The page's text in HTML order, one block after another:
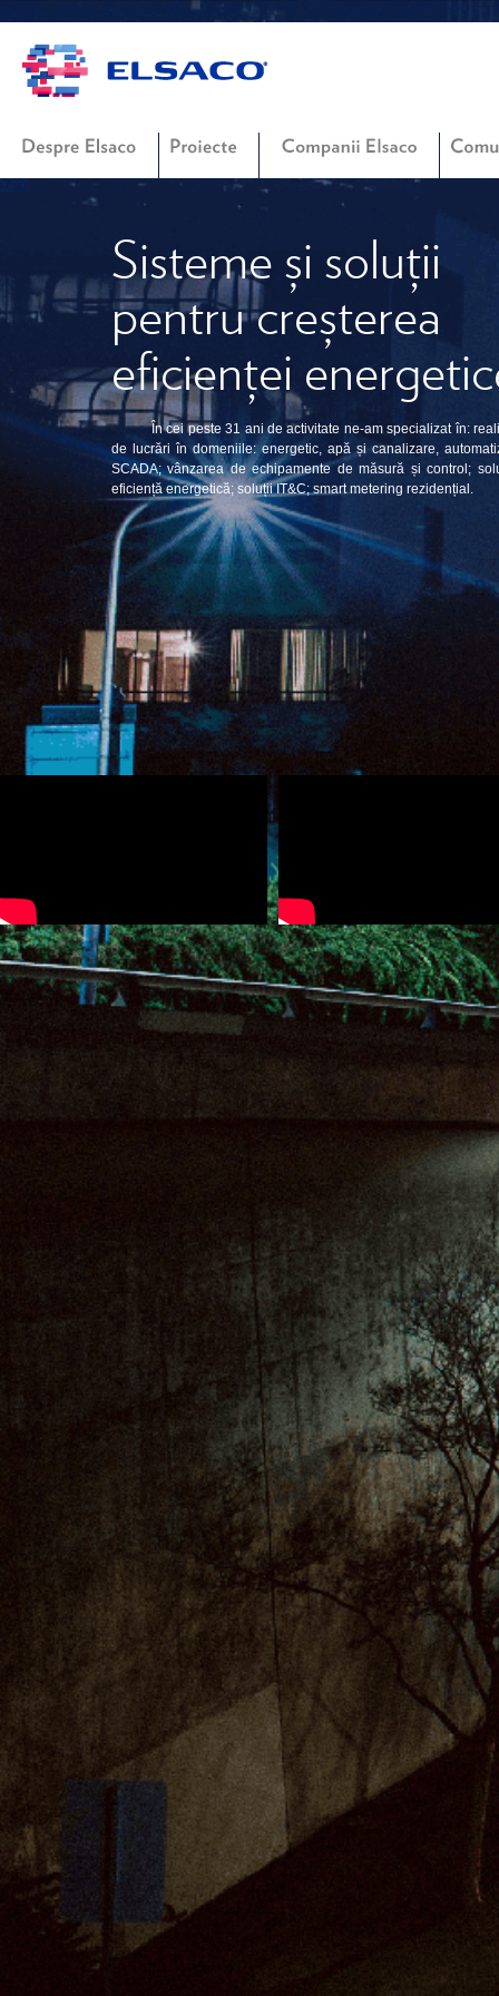
Sisteme și soluţii
pentru creșterea
eficienţei
În cei peste 31 ani de activitate ne-am specializat în:
de lucrări în domeniile: energetic, apă și canalizare,
SCADA; vânzarea de echipamente de măsură și control;
eficiență energetică; soluții IT&C; smart metering rezidențial.